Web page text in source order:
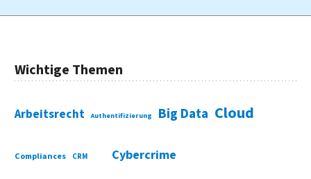
Wichtige Themen
Arbeitsrecht Authentifizierung Big Data Cloud
Compliances CRM Cybercrime